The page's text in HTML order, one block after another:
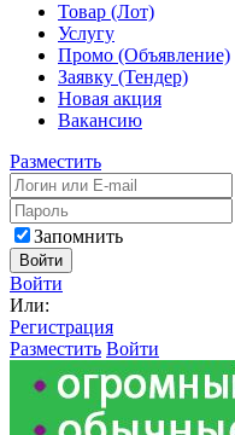
Товар (Лот)
Услугу
Промо (Объявление)
Заявку (Тендер)
Новая акция
Вакансию
Разместить
Запомнить
Войти
Войти
Или:
Регистрация
Разместить Войти